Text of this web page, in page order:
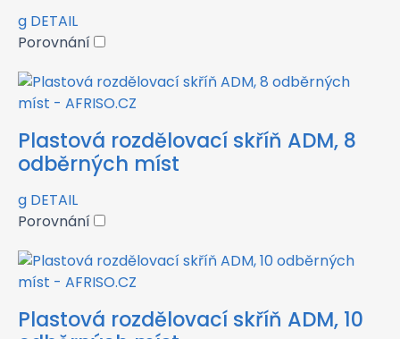
g DETAIL
Porovnání
Plastová rozdělovací skříň ADM, 8
odběrných míst
g DETAIL
Porovnání
Plastová rozdělovací skříň ADM, 10